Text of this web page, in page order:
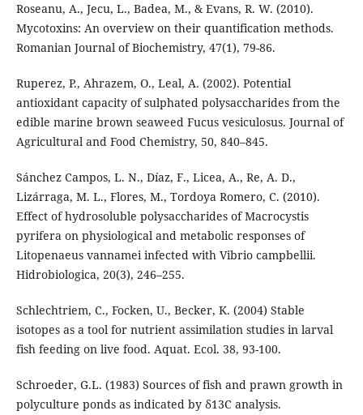
Roseanu, A., Jecu, L., Badea, M., & Evans, R. W. (2010).
Mycotoxins: An overview on their quantification methods.
Romanian Journal of Biochemistry, 47(1), 79-86.
Ruperez, P., Ahrazem, O., Leal, A. (2002). Potential
antioxidant capacity of sulphated polysaccharides from the
edible marine brown seaweed Fucus vesiculosus. Journal of
Agricultural and Food Chemistry, 50, 840–845.
Sánchez Campos, L. N., Díaz, F., Licea, A., Re, A. D.,
Lizárraga, M. L., Flores, M., Tordoya Romero, C. (2010).
Effect of hydrosoluble polysaccharides of Macrocystis
pyrifera on physiological and metabolic responses of
Litopenaeus vannamei infected with Vibrio campbellii.
Hidrobiologica, 20(3), 246–255.
Schlechtriem, C., Focken, U., Becker, K. (2004) Stable
isotopes as a tool for nutrient assimilation studies in larval
fish feeding on live food. Aquat. Ecol. 38, 93-100.
Schroeder, G.L. (1983) Sources of fish and prawn growth in
polyculture ponds as indicated by δ13C analysis.